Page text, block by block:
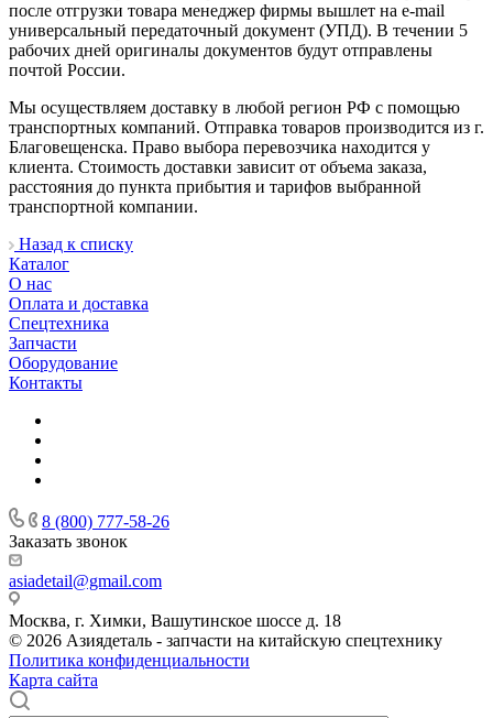
после отгрузки товара менеджер фирмы вышлет на e-mail
универсальный передаточный документ (УПД). В течении 5
рабочих дней оригиналы документов будут отправлены
почтой России.
Мы осуществляем доставку в любой регион РФ с помощью
транспортных компаний. Отправка товаров производится из г.
Благовещенска. Право выбора перевозчика находится у
клиента. Стоимость доставки зависит от объема заказа,
расстояния до пункта прибытия и тарифов выбранной
транспортной компании.
Назад к списку
Каталог
О нас
Оплата и доставка
Спецтехника
Запчасти
Оборудование
Контакты
8 (800) 777-58-26
Заказать звонок
asiadetail@gmail.com
Москва, г. Химки, Вашутинское шоссе д. 18
© 2026 Азиядеталь - запчасти на китайскую спецтехнику
Политика конфиденциальности
Карта сайта